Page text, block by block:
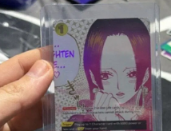
39,90 €Desde 19,90 €